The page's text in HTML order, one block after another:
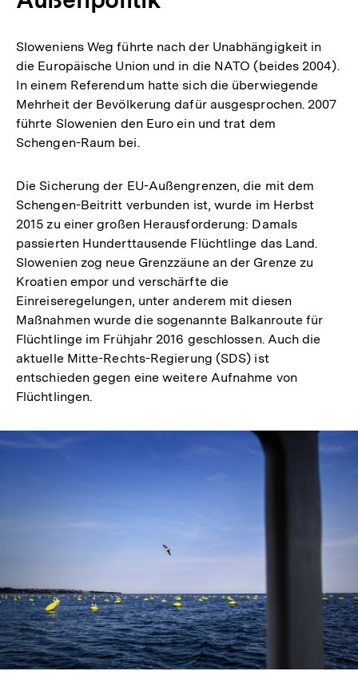
Sloweniens Weg führte nach der Unabhängigkeit in
die Europäische Union und in die NATO (beides 2004).
In einem Referendum hatte sich die überwiegende
Mehrheit der Bevölkerung dafür ausgesprochen. 2007
führte Slowenien den Euro ein und trat dem
Schengen-Raum bei.
Die Sicherung der EU-Außengrenzen, die mit dem
Schengen-Beitritt verbunden ist, wurde im Herbst
2015 zu einer großen Herausforderung: Damals
passierten Hunderttausende Flüchtlinge das Land.
Slowenien zog neue Grenzzäune an der Grenze zu
Kroatien empor und verschärfte die
Einreiseregelungen, unter anderem mit diesen
Maßnahmen wurde die sogenannte Balkanroute für
Flüchtlinge im Frühjahr 2016 geschlossen. Auch die
aktuelle Mitte-Rechts-Regierung (SDS) ist
entschieden gegen eine weitere Aufnahme von
Flüchtlingen.